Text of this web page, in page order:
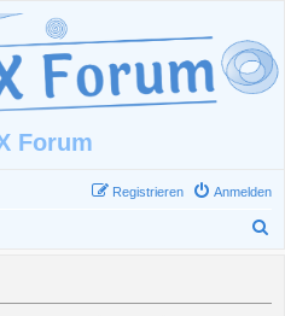
Forum
Anmelden
Registrieren